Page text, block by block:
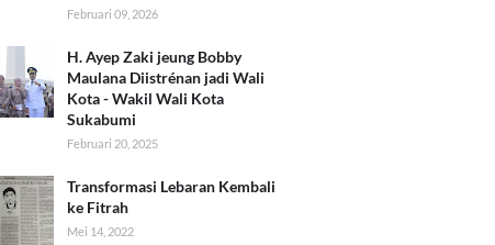
Februari 09, 2026
H. Ayep Zaki jeung Bobby
Maulana Diistrénan jadi Wali
Kota - Wakil Wali Kota
Sukabumi
Februari 20, 2025
Transformasi Lebaran Kembali
ke Fitrah
Mei 14, 2022